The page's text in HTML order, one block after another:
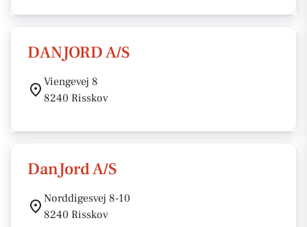
DANJORD A/S
Viengevej 8
8240 Risskov
DanJord A/S
Norddigesvej 8-10
8240 Risskov